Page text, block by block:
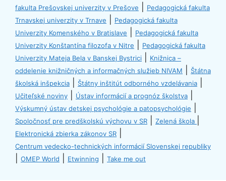
fakulta Prešovskej univerzity v Prešove
Pedagogická fakulta
Trnavskej univerzity v Trnave
Pedagogická fakulta
Univerzity Komenského v Bratislave
Pedagogická fakulta
Univerzity Konštantína filozofa v Nitre
Pedagogická fakulta
Univerzity Mateja Bela v Banskej Bystrici
Knižnica –
oddelenie knižničných a informačných služieb NIVAM
Štátna
školská inšpekcia
Štátny inštitút odborného vzdelávania
Učiteľské noviny Ústav informácií a prognóz školstva
Výskumný ústav detskej psychológie a patopsychológie
Spoločnosť pre predškolskú výchovu v SR Zelená škola
Elektronická zbierka zákonov SR
Centrum vedecko-technických informácií Slovenskej republiky
OMEP World Etwinning Take me out